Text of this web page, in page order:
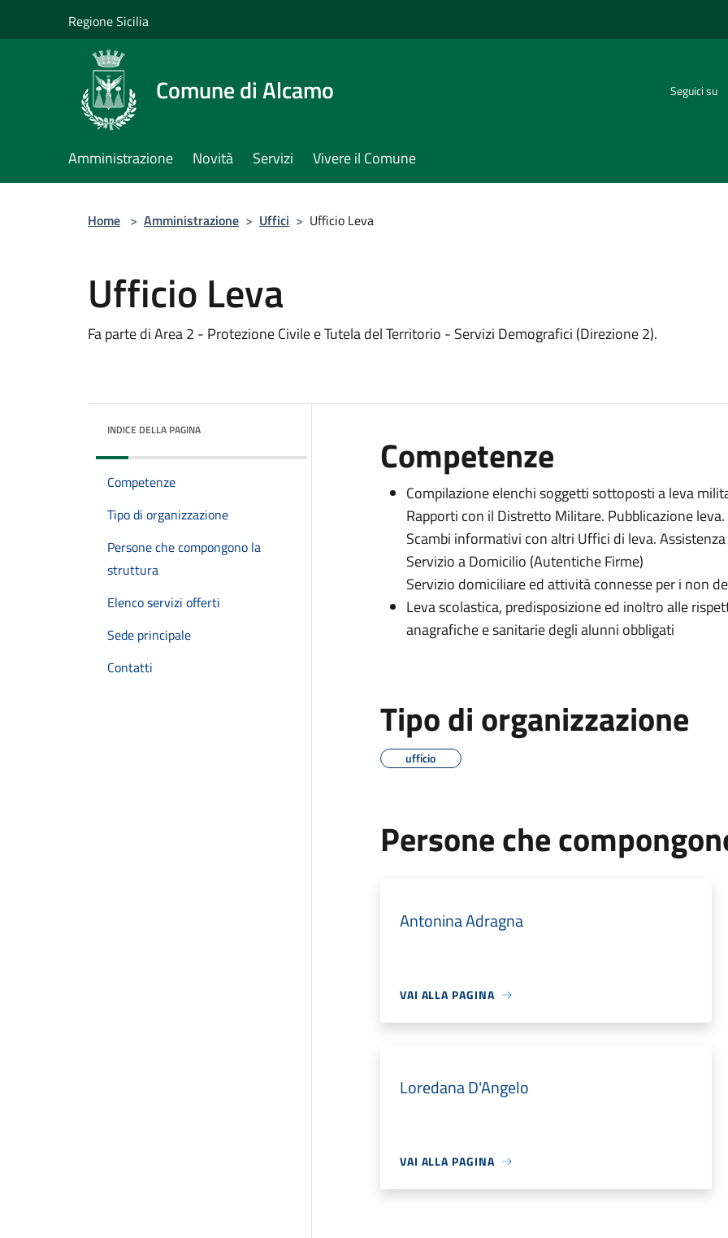
Regione Sicilia
Comune di Alcamo Seguici su
Amministrazione Novità Servizi Vivere il Comune
Home > Amministrazione > Uffici > Ufficio Leva
Ufficio Leva
Fa parte di Area 2 - Protezione Civile e Tutela del Territorio - Servizi Demografici (Direzione 2).
INDICE DELLA PAGINA
Competenze
Tipo di organizzazione
Persone che compongono la
struttura
Elenco servizi offerti
Sede principale
Contatti
Competenze
Compilazione elenchi soggetti sottoposti a leva
Rapporti con il Distretto Militare. Pubblicazione
Scambi informativi con altri Uffici di leva.
Servizio a Domicilio (Autentiche Firme)
Servizio domiciliare ed attività connesse per i non
Leva scolastica, predisposizione ed inoltro alle
anagrafiche e sanitarie degli alunni obbligati
Tipo di organizzazione
ufficio
Persone che
Antonina Adragna
VAI ALLA PAGINA
Loredana D'Angelo
VAI ALLA PAGINA